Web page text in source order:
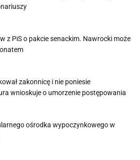
z PiS o pakcie senackim. Nawrocki może
zakonnicę i nie poniesie
wnioskuje o umorzenie postępowania
ośrodka wypoczynkowego w